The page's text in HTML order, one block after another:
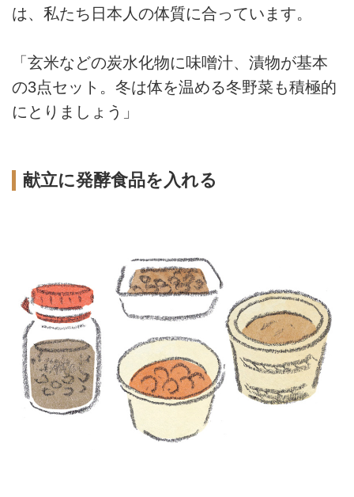
は、私たち日本人の体質に合っています。
「玄米などの炭水化物に味噌汁、漬物が基本
の3点セット。冬は体を温める冬野菜も積極的
にとりましょう」
献立に発酵食品を入れる